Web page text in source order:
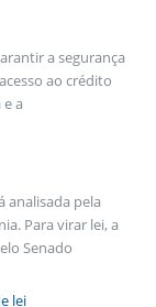
a segurança
ao crédito
a
analisada pela
Para virar lei, a
Senado
lei